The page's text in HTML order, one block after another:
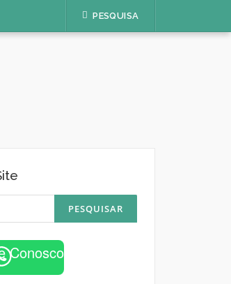
PESQUISA
Conosco